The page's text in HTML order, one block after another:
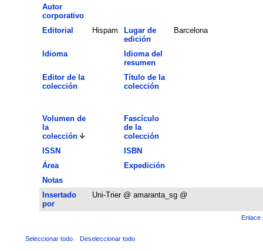
Autor
corporativo
Editorial
Hispam
Lugar de
edición
Barcelona
Idioma
Idioma del
resumen
Editor de la
colección
Título de la
colección
Volumen de
la
colección
Fascículo
de la
colección
ISSN
ISBN
Área
Expedición
Notas
Insertado
por
Uni-Trier @ amaranta_sg @
Enlace
Seleccionar todo Deseleccionar todo